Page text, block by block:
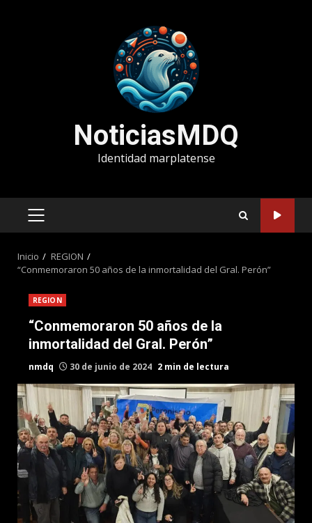
NoticiasMDQ
Identidad marplatense
MENÚ
Inicio
REGION
“Conmemoraron 50 años de la inmortalidad del Gral. Perón”
REGION
“Conmemoraron 50 años de la
inmortalidad del Gral. Perón”
nmdq 30 de junio de 2024 2 min de lectura